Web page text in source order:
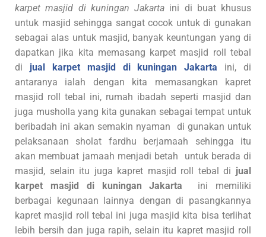
karpet masjid di kuningan Jakarta ini di buat khusus
untuk masjid sehingga sangat cocok untuk di gunakan
sebagai alas untuk masjid, banyak keuntungan yang di
dapatkan jika kita memasang karpet masjid roll tebal
di jual karpet masjid di kuningan Jakarta
ini, di
antaranya ialah dengan kita memasangkan kapret
masjid roll tebal ini, rumah ibadah seperti masjid dan
juga musholla yang kita gunakan sebagai tempat untuk
beribadah ini akan semakin nyaman di gunakan untuk
pelaksanaan sholat fardhu berjamaah sehingga itu
akan membuat jamaah menjadi betah untuk berada di
masjid, selain itu juga kapret masjid roll tebal di jual
karpet masjid di kuningan Jakarta ini memiliki
berbagai kegunaan lainnya dengan di pasangkannya
kapret masjid roll tebal ini juga masjid kita bisa terlihat
lebih bersih dan juga rapih, selain itu kapret masjid roll